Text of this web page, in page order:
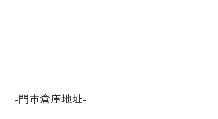
-門市倉庫地址-